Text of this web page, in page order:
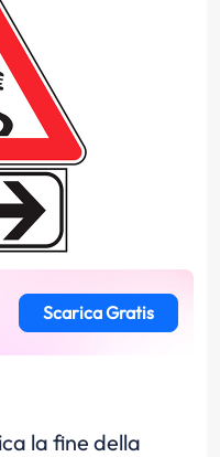
Scarica Gratis
la fine della